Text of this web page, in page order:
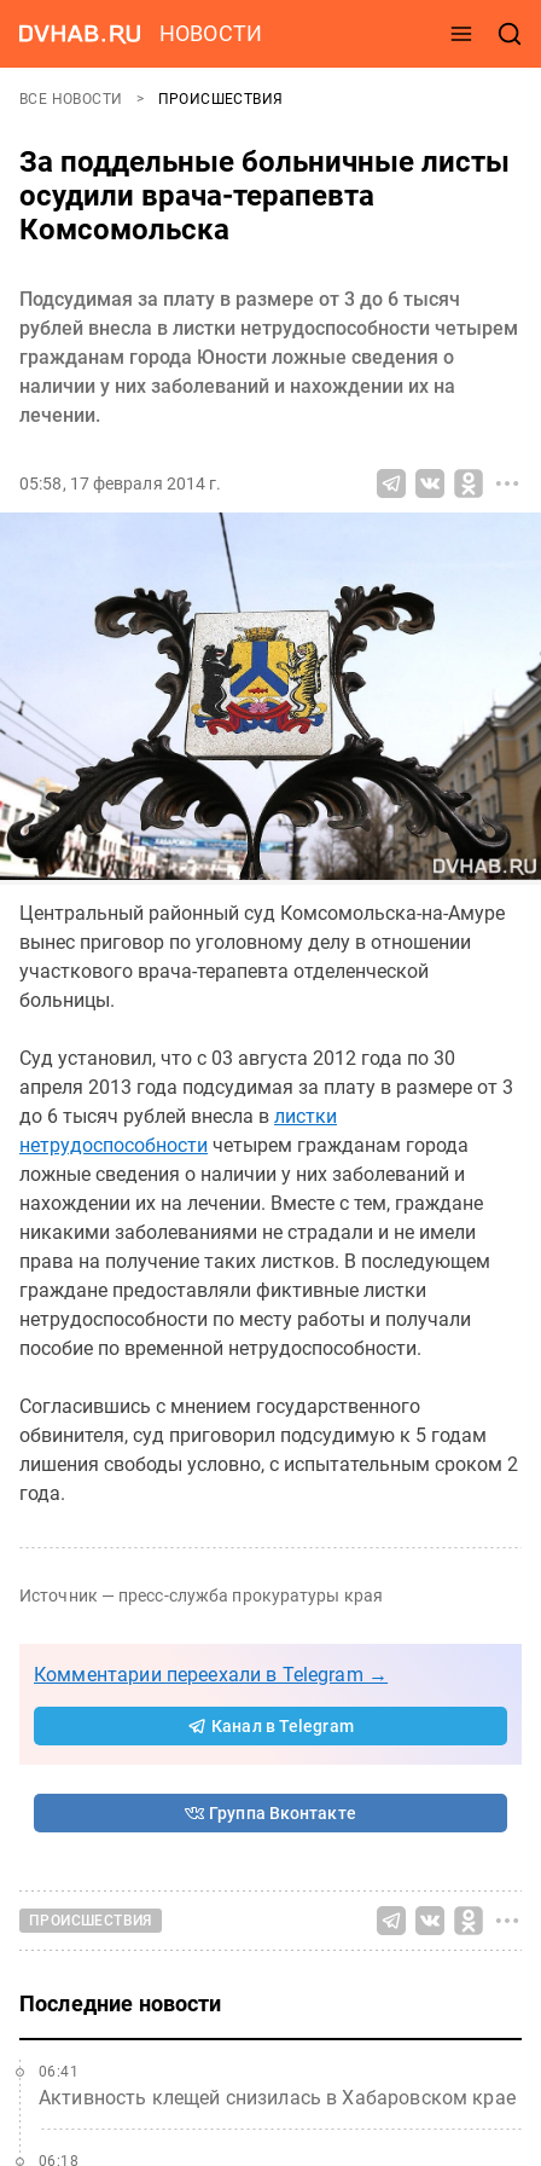
НОВОСТИ
ВСЕ НОВОСТИ ПРОИСШЕСТВИЯ
За поддельные больничные листы
осудили врача-терапевта
Комсомольска
Подсудимая за плату в размере от 3 до 6 тысяч
рублей внесла в листки нетрудоспособности четырем
гражданам города Юности ложные сведения о
наличии у них заболеваний и нахождении их на
лечении.
05:58, 17 февраля 2014 г.
Центральный районный суд Комсомольска-на-Амуре
вынес приговор по уголовному делу в отношении
участкового врача-терапевта отделенческой
больницы.
Суд установил, что с 03 августа 2012 года по 30
апреля 2013 года подсудимая за плату в размере от 3
до 6 тысяч рублей внесла в листки
нетрудоспособности четырем гражданам города
ложные сведения о наличии у них заболеваний и
нахождении их на лечении. Вместе с тем, граждане
никакими заболеваниями не страдали и не имели
права на получение таких листков. В последующем
граждане предоставляли фиктивные листки
нетрудоспособности по месту работы и получали
пособие по временной нетрудоспособности.
Согласившись с мнением государственного
обвинителя, суд приговорил подсудимую к 5 годам
лишения свободы условно, с испытательным сроком 2
года.
Источник — пресс-служба прокуратуры края
Комментарии переехали в Telegram →
Канал в Telegram
Группа Вконтакте
ПРОИСШЕСТВИЯ
Последние новости
Активность клещей снизилась в Хабаровском крае
06:41
06:18